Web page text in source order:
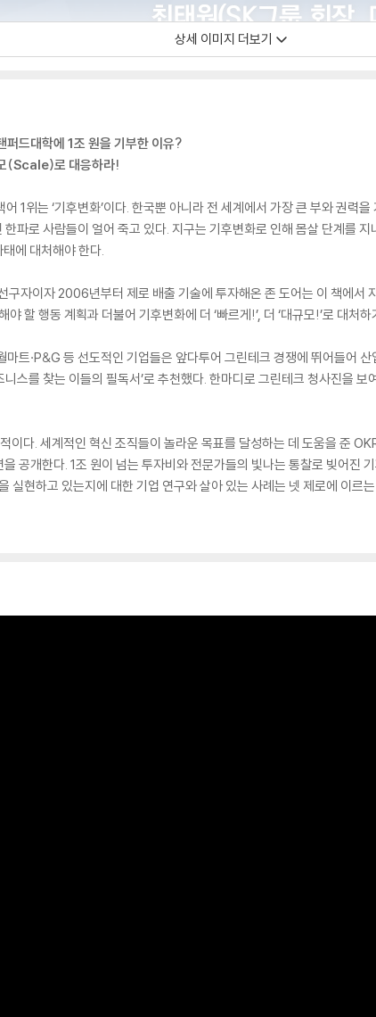
상세 이미지 더보기
퍼드대학에 1조 원을 기부한 이유?
(Scale)로 대응하라!
1위는 ‘기후변화’이다. 한국뿐 아니라 전 세계에서 가장 큰 부와 권력
파로 사람들이 얼어 죽고 있다. 지구는 기후변화로 인해 몸살 단계를
에 대처해야 한다.
구자이자 2006년부터 제로 배출 기술에 투자해온 존 도어는 이 책에서
할 행동 계획과 더불어 기후변화에 더 ‘빠르게!’, 더 ‘대규모!’로 대처
마트·P&G 등 선도적인 기업들은 앞다투어 그린테크 경쟁에 뛰어들어
니스를 찾는 이들의 필독서’로 추천했다. 한마디로 그린테크 청사진을
이다. 세계적인 혁신 조직들이 놀라운 목표를 달성하는 데 도움을 준
공개한다. 1조 원이 넘는 투자비와 전문가들의 빛나는 통찰로 빚어진
실현하고 있는지에 대한 기업 연구와 살아 있는 사례는 넷 제로에 이르